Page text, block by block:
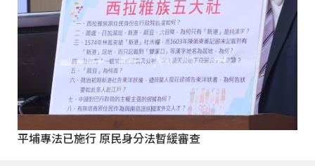
平埔專法已施行 原民身分法暫緩審查